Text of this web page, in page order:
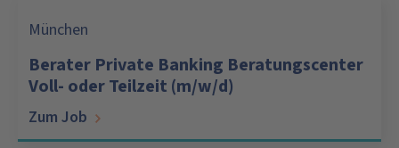
München
Berater Private Banking Beratungscenter
Voll- oder Teilzeit (m/w/d)
Zum Job